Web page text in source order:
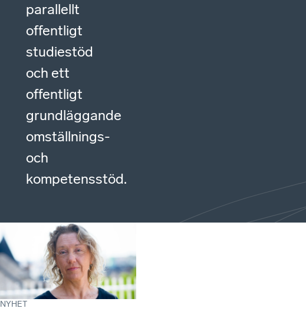
parallellt
offentligt
studiestöd
och ett
offentligt
grundläggande
omställnings-
och
kompetensstöd.
NYHET